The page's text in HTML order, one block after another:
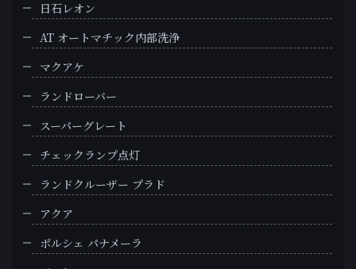
日石レオン
AT オートマチック内部洗浄
マクアケ
ランドローバー
スーパーグレート
チェックランプ点灯
ランドクルーザー プラド
アクア
ポルシェ パナメーラ